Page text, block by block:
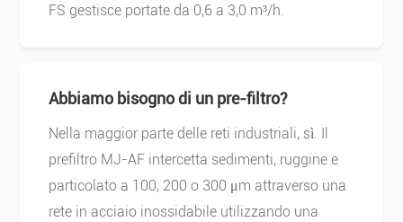
FS gestisce portate da 0,6 a 3,0 m³/h.
Abbiamo bisogno di un pre-filtro?
Nella maggior parte delle reti industriali, sì. Il
prefiltro MJ-AF intercetta sedimenti, ruggine e
particolato a 100, 200 o 300 μm attraverso una
rete in acciaio inossidabile utilizzando una